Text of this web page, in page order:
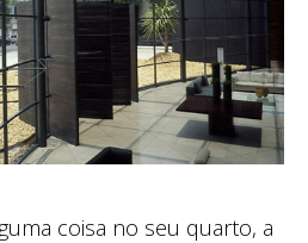
coisa no seu quarto, a